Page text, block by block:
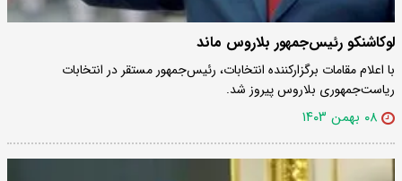
لوکاشنکو رئیس‌جمهور بلاروس ماند
با اعلام مقامات برگزارکننده انتخابات، رئیس‌جمهور مستقر در انتخابات
ریاست‌جمهوری بلاروس پیروز شد.
۰۸ بهمن ۱۴۰۳